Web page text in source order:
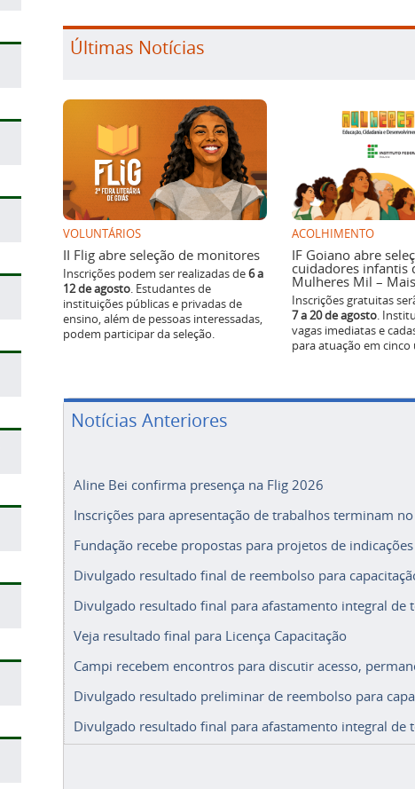
Últimas Notícias
VOLUNTÁRIOS
II Flig abre seleção de monitores
Inscrições podem ser realizadas de6 a
12 de agosto. Estudantes de
instituições públicas e privadas de
ensino, além de pessoas interessadas,
podem participar da seleção.
ACOLHIMENTO
IF Goiano abre
cuidadores infantis
Mulheres Mil –
Inscrições gratuitas
7 a 20 de agosto.
vagas imediatas e
para atuação em cinco
Notícias Anteriores
Aline Bei confirma presença na Flig 2026
Inscrições para apresentação de trabalhos terminam
Fundação recebe propostas para projetos de
Divulgado resultado final de reembolso para
Divulgado resultado final para afastamento integral de
Veja resultado final para Licença Capacitação
Campi recebem encontros para discutir acesso,
Divulgado resultado preliminar de reembolso para
Divulgado resultado final para afastamento integral de